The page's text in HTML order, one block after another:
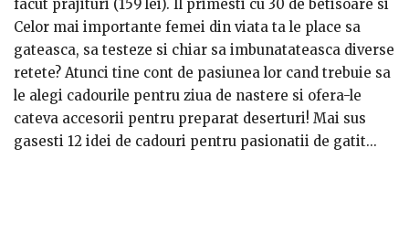
facut prajituri (159 lei). Il primesti cu 30 de betisoare si
retete de prajituri.
- Pentru diminetile in doi sunt perfecte niste wafe (125
lei). Aparatul e practic si usor de folosit. Vineri seara se
poate prepara compozitia pentru wafe, iar sambata vor
fi gata in doar cateva minute. Mai poti cumpara pe
langa frisca, sirop de capsuni si ciocolata fina.
Celor mai importante femei din viata ta le place sa
gateasca, sa testeze si chiar sa imbunatateasca diverse
retete? Atunci tine cont de pasiunea lor cand trebuie sa
le alegi cadourile pentru ziua de nastere si ofera-le
cateva accesorii pentru preparat deserturi! Mai sus
gasesti 12 idei de cadouri pentru pasionatii de gatit...